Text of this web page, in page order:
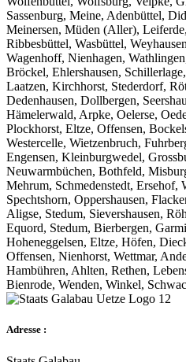
Sassenburg, Meine, Adenbüttel,
Meinersen, Müden (Aller),
Ribbesbüttel, Wasbüttel,
Wagenhoff, Nienhagen,
Bröckel, Ehlershausen,
Laatzen, Kirchhorst, Stederdorf,
Dedenhausen, Dollbergen,
Hämelerwald, Arpke, Oelerse,
Plockhorst, Eltze, Offensen,
Westercelle, Wietzenbruch,
Engensen, Kleinburgwedel,
Neuwarmbüchen, Bothfeld,
Mehrum, Schmedenstedt, Ersehof,
Spechtshorn, Oppershausen,
Aligse, Stedum, Sievershausen,
Equord, Stedum, Bierbergen,
Hoheneggelsen, Eltze, Höfen,
Offensen, Nienhorst, Wettmar,
Hambühren, Ahlten, Rethen,
Bienrode, Wenden, Winkel,
Adresse :